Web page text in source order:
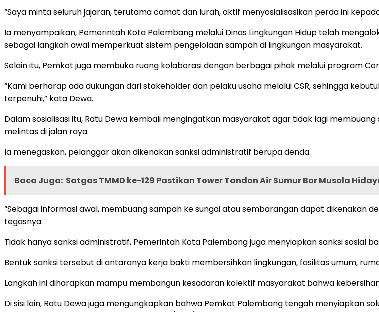
“Saya minta seluruh jajaran, terutama camat dan lurah, aktif menyosialisasikan perda ini
Ia menyampaikan, Pemerintah Kota Palembang melalui Dinas Lingkungan Hidup telah
sebagai langkah awal memperkuat sistem pengelolaan sampah di lingkungan masyarakat.
Selain itu, Pemkot juga membuka ruang kolaborasi dengan berbagai pihak melalui program
“Kami berharap ada dukungan dari stakeholder dan pelaku usaha melalui CSR, sehingga
terpenuhi,” kata Dewa.
Dalam sosialisasi itu, Ratu Dewa kembali mengingatkan masyarakat agar tidak lagi
melintas di jalan raya.
Ia menegaskan, pelanggar akan dikenakan sanksi administratif berupa denda.
Baca Juga: Satgas TMMD ke-129 Pastikan Tower Tandon Air Sumur Bor Musola
“Sebagai informasi awal, membuang sampah ke sungai atau sembarangan dapat dikenakan
tegasnya.
Tidak hanya sanksi administratif, Pemerintah Kota Palembang juga menyiapkan sanksi sosial
Bentuk sanksi tersebut di antaranya kerja bakti membersihkan lingkungan, fasilitas umum,
Langkah ini diharapkan mampu membangun kesadaran kolektif masyarakat bahwa
Di sisi lain, Ratu Dewa juga mengungkapkan bahwa Pemkot Palembang tengah menyiapkan